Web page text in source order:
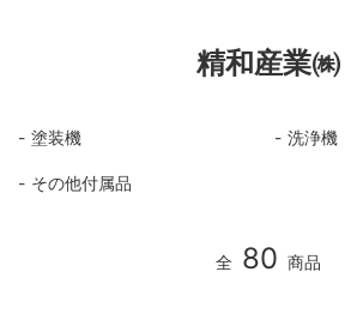
精和産業㈱
塗装機 洗浄機
その他付属品
全 80 商品